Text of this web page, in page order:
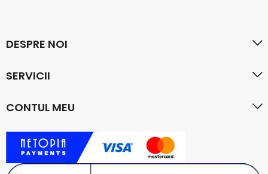
DESPRE NOI
SERVICII
CONTUL MEU